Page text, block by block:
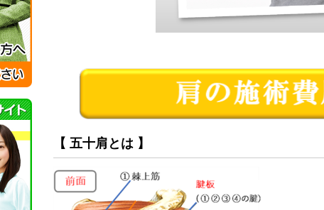
【 五十肩とは 】